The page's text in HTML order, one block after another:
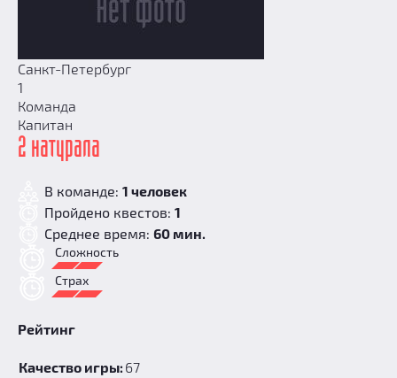
Санкт-Петербург
1
Команда
Капитан
2 натурала
В команде: 1 человек
Пройдено квестов: 1
Среднее время: 60 мин.
Сложность
Страх
Рейтинг
Качество игры: 67